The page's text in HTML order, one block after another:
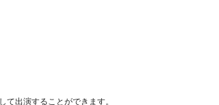
出演することができます。